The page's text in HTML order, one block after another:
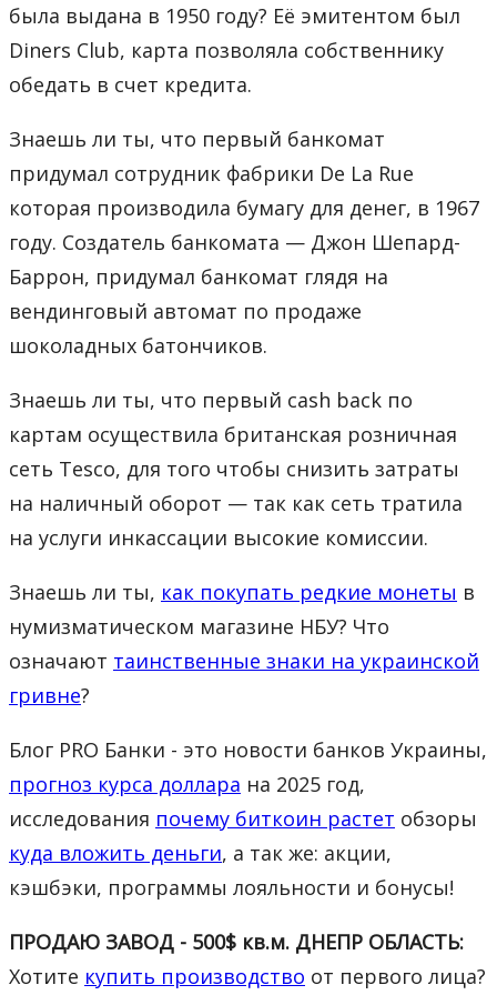
была выдана в 1950 году? Её эмитентом был
Diners Club, карта позволяла собственнику
обедать в счет кредита.
Знаешь ли ты, что первый банкомат
придумал сотрудник фабрики De La Rue
которая производила бумагу для денег, в 1967
году. Создатель банкомата — Джон Шепард-
Баррон, придумал банкомат глядя на
вендинговый автомат по продаже
шоколадных батончиков.
Знаешь ли ты, что первый cash back по
картам осуществила британская розничная
сеть Tesco, для того чтобы снизить затраты
на наличный оборот — так как сеть тратила
на услуги инкассации высокие комиссии.
Знаешь ли ты, как покупать редкие монеты в
нумизматическом магазине НБУ? Что
означают таинственные знаки на украинской
гривне?
Блог PRO Банки - это новости банков Украины,
прогноз курса доллара на 2025 год,
исследования почему биткоин растет обзоры
куда вложить деньги, а так же: акции,
кэшбэки, программы лояльности и бонусы!
ПРОДАЮ ЗАВОД - 500$ кв.м. ДНЕПР ОБЛАСТЬ:
Хотите купить производство от первого лица?